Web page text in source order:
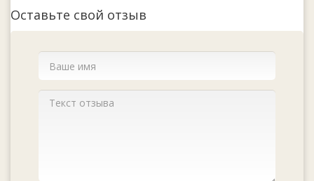
Оставьте свой отзыв